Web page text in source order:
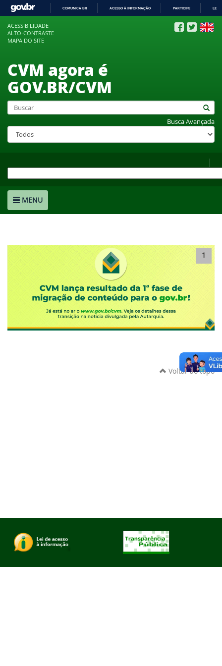
COMUNICA BR ACESSO À INFORMAÇÃO PARTICIPE
ACESSIBILIDADE
ALTO-CONTRASTE
MAPA DO SITE
CVM agora é
GOV.BR/CVM
Busca Avançada
MENU
1
Voltar ao topo